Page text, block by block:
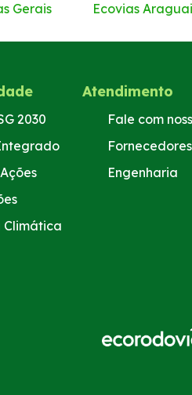
Gerais
Ecovias
2030
Climática
Atendimento
Fale com
Fornecedores
Engenharia